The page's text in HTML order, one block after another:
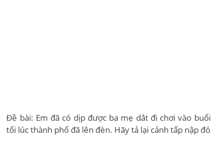
Đề bài: Em đã có dịp được ba mẹ dắt đi chơi vào buổi
tối lúc thành phố đã lên đèn. Hãy tả lại cảnh tấp nập đó